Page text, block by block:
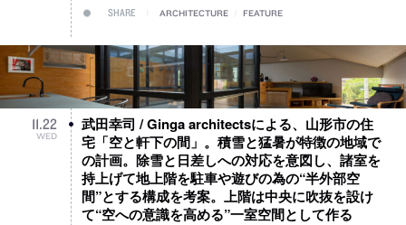
SHARE ARCHITECTURE FEATURE
11.22
WED
武田幸司 / Ginga architectsによる、山形市の住
宅「空と軒下の間」。積雪と猛暑が特徴の地域で
の計画。除雪と日差しへの対応を意図し、諸室を
持上げて地上階を駐車や遊びの為の“半外部空
間”とする構成を考案。上階は中央に吹抜を設け
て“空への意識を高める”一室空間として作る